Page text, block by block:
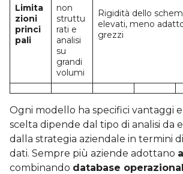
Limita
zioni
princi
pali
non
struttu
rati e
analisi
su
grandi
volumi
Rigidità dello
elevati, meno
grezzi
Ogni modello ha specifici vantaggi
scelta dipende dal tipo di analisi da
dalla strategia aziendale in termini
dati. Sempre più aziende adottano
combinando database